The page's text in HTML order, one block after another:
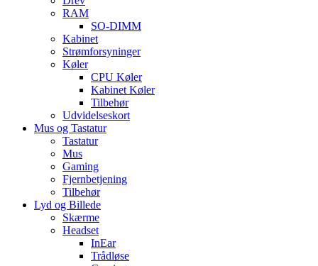
RAM
SO-DIMM
Kabinet
Strømforsyninger
Køler
CPU Køler
Kabinet Køler
Tilbehør
Udvidelseskort
Mus og Tastatur
Tastatur
Mus
Gaming
Fjernbetjening
Tilbehør
Lyd og Billede
Skærme
Headset
InEar
Trådløse